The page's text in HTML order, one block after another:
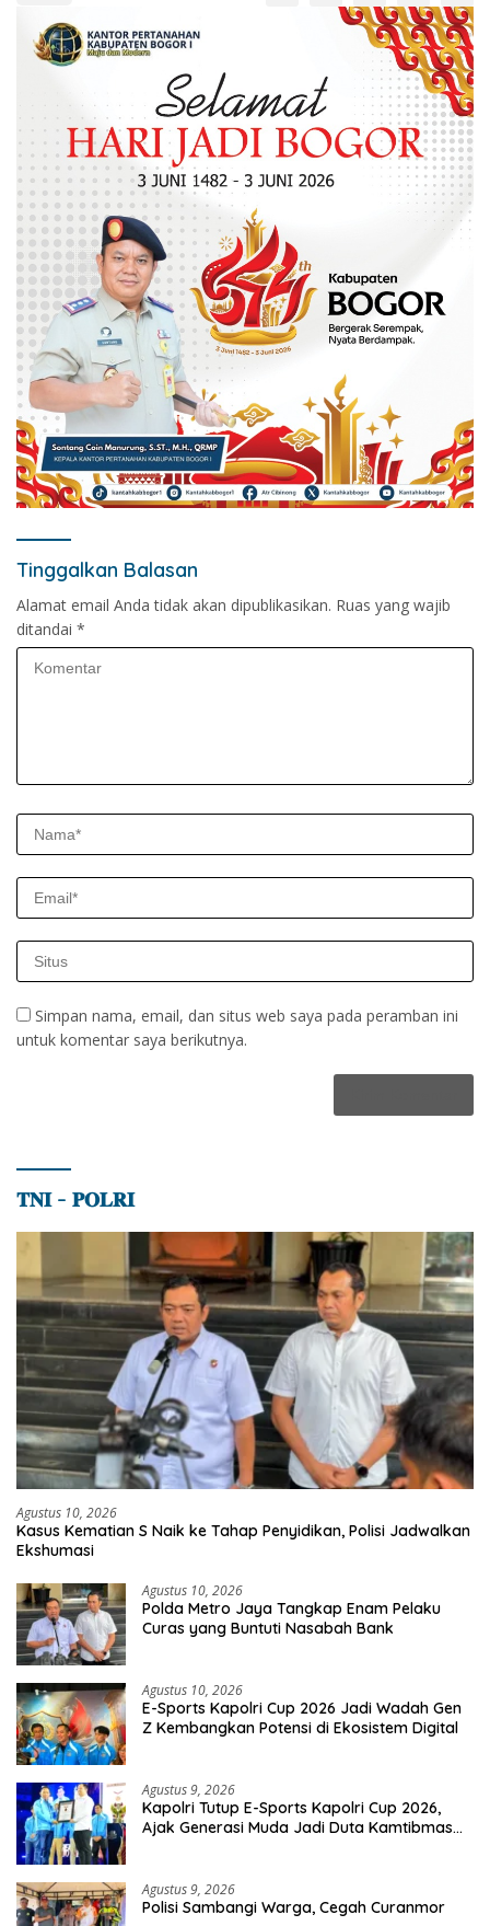
Tinggalkan Balasan
Alamat email Anda tidak akan dipublikasikan. Ruas yang wajib
ditandai *
Simpan nama, email, dan situs web saya pada peramban ini
untuk komentar saya berikutnya.
𝐓𝐍𝐈 – 𝐏𝐎𝐋𝐑𝐈
Agustus 10, 2026
Kasus Kematian S Naik ke Tahap Penyidikan, Polisi Jadwalkan
Ekshumasi
Agustus 10, 2026
Polda Metro Jaya Tangkap Enam Pelaku
Curas yang Buntuti Nasabah Bank
Agustus 10, 2026
E-Sports Kapolri Cup 2026 Jadi Wadah Gen
Z Kembangkan Potensi di Ekosistem Digital
Agustus 9, 2026
Kapolri Tutup E-Sports Kapolri Cup 2026,
Ajak Generasi Muda Jadi Duta Kamtibmas
Agustus 9, 2026
Polisi Sambangi Warga, Cegah Curanmor